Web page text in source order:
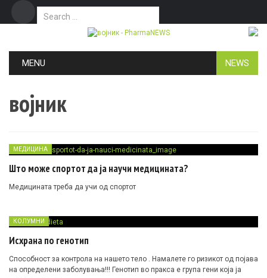
Search for:
MENU NEWS
војник
МЕДИЦИНА
Што може спортот да ја научи медицината?
Медицината треба да учи од спортот
КОЛУМНИ
Исхрана по генотип
Способност за контрола на нашето тело . Намалете го ризикот од појава
на определени заболувања!!! Генотип во пракса е група гени која ја